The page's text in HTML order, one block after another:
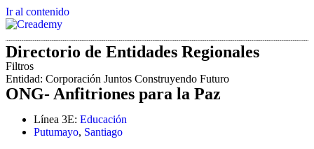
Ir al contenido
Directorio de Entidades Regionales
Filtros
Entidad: Corporación Juntos Construyendo Futuro
ONG- Anfitriones para la Paz
Línea 3E: Educación
Putumayo, Santiago